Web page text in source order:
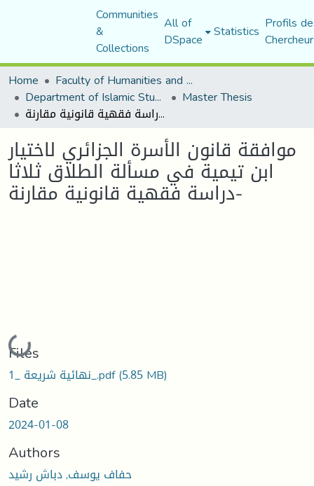
Communities
&
Collections
All of
DSpace Statistics Profils
Home
Faculty of Humanities and Social Sciences
Department of Islamic Studies Master Thesis
موافقة قانون الأسرة الجزائري لاختيار ابن تيمية في مسألة الطلاق ثلاثا -دراسة فقهية قانونية مقارنة
موافقة قانون الأسرة الجزائري لاختيار
ابن تيمية في مسألة الطلاق ثلاثا
-دراسة فقهية قانونية مقارنة
Loading...
Files
نهائية شريعة _1_.pdf(5.85 MB)
Date
2024-01-08
Authors
حفاف يوسف, دباش رشيد